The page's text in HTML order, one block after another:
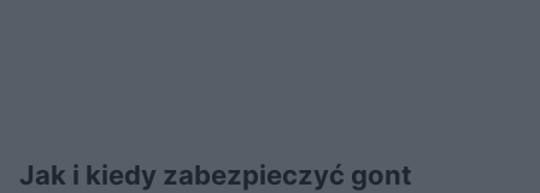
Jak i kiedy zabezpieczyć gont